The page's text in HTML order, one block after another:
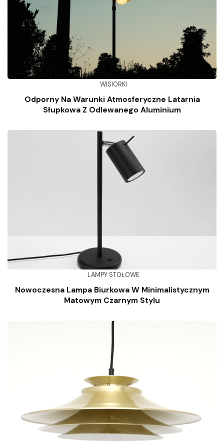
WISIORKI
Odporny Na Warunki Atmosferyczne Latarnia
Słupkowa Z Odlewanego Aluminium
LAMPY STOŁOWE
Nowoczesna Lampa Biurkowa W Minimalistycznym
Matowym Czarnym Stylu